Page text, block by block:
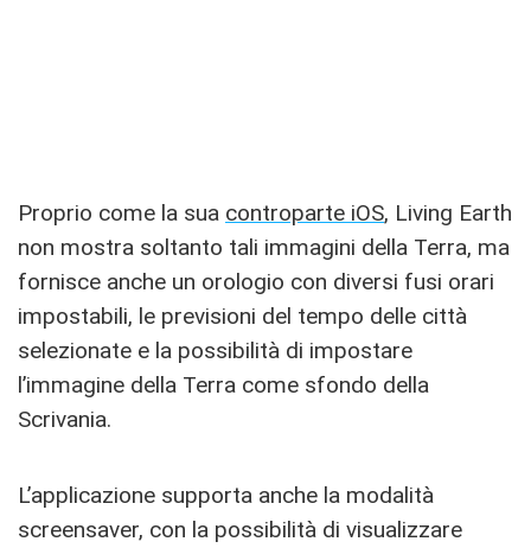
Proprio come la sua controparte iOS, Living Earth
non mostra soltanto tali immagini della Terra, ma
fornisce anche un orologio con diversi fusi orari
impostabili, le previsioni del tempo delle città
selezionate e la possibilità di impostare
l’immagine della Terra come sfondo della
Scrivania.
L’applicazione supporta anche la modalità
screensaver, con la possibilità di visualizzare